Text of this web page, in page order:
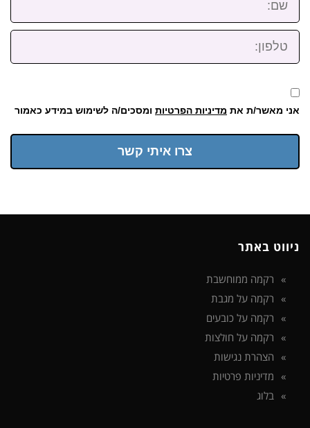
טלפון:
אני מאשר/ת את מדיניות הפרטיות ומסכים/ה לשימוש במידע כאמור
צרו איתי קשר
ניווט באתר
רקמה ממוחשבת
רקמה על מגבת
רקמה על כובעים
רקמה על חולצות
הצהרת נגישות
מדיניות פרטיות
בלוג